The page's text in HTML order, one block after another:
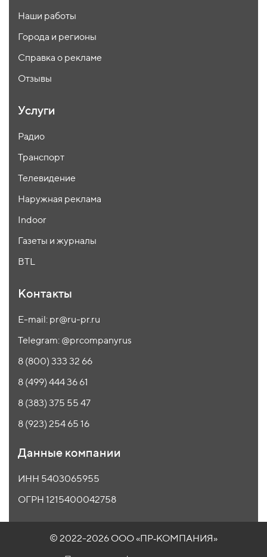
Наши работы
Города и регионы
Справка о рекламе
Отзывы
Услуги
Радио
Транспорт
Телевидение
Наружная реклама
Indoor
Газеты и журналы
BTL
Контакты
E-mail: pr@ru-pr.ru
Telegram: @prcompanyrus
8 (800) 333 32 66
8 (499) 444 36 61
8 (383) 375 55 47
8 (923) 254 65 16
Данные компании
ИНН 5403065955
ОГРН 1215400042758
© 2022-2026 ООО «ПР‑КОМПАНИЯ»